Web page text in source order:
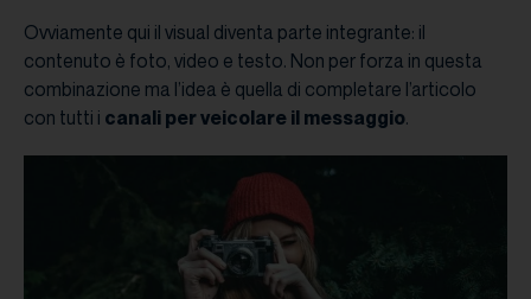
Ovviamente qui il visual diventa parte integrante: il
contenuto è foto, video e testo. Non per forza in questa
combinazione ma l’idea è quella di completare l’articolo
con tutti i canali per veicolare il messaggio.